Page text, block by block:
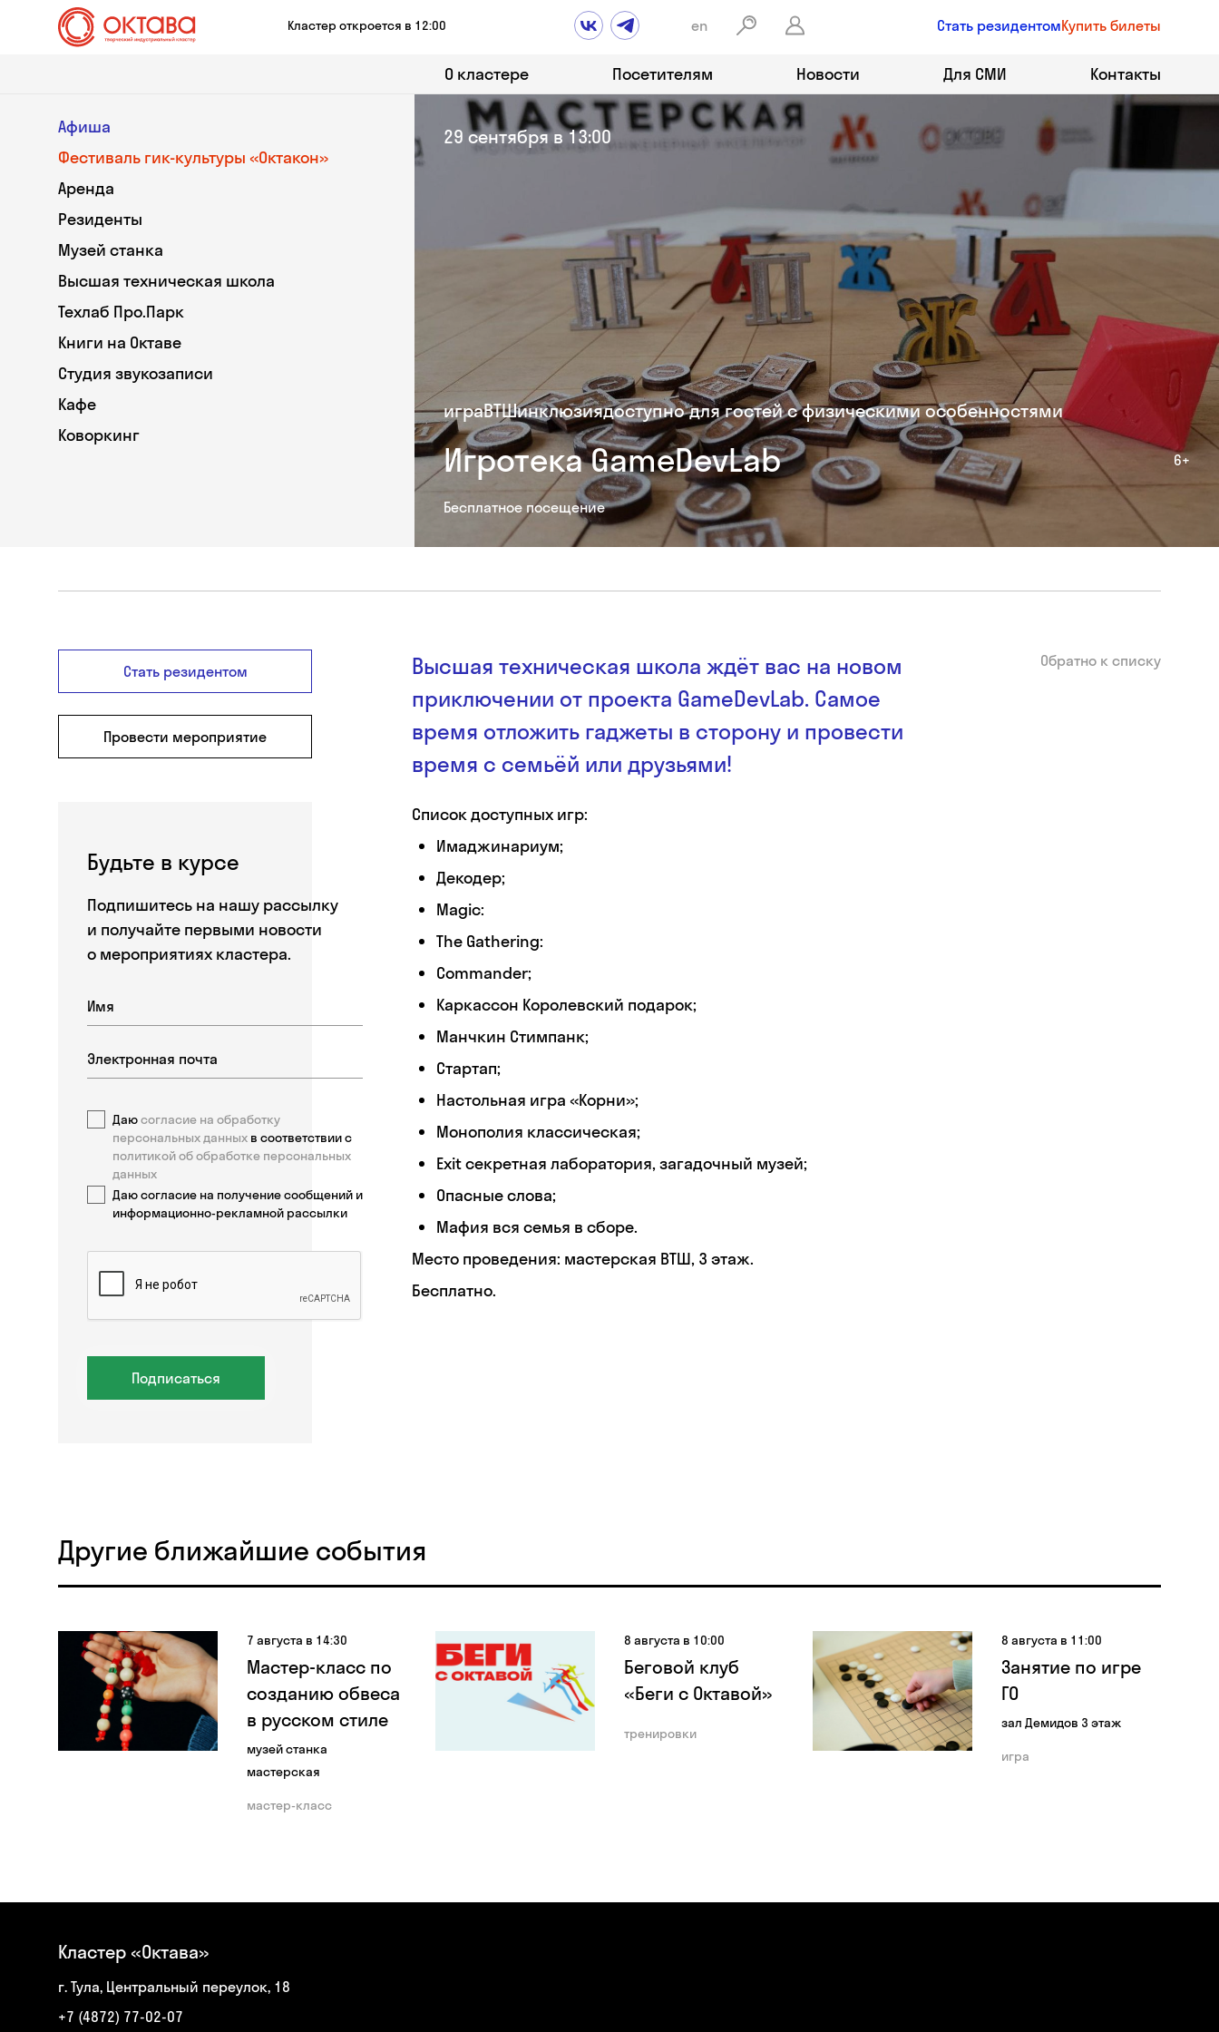
Кластер откроется в 12:00 en Стать резидентомКупить билеты
О кластере Посетителям Новости Для СМИ Контакты
Афиша
Фестиваль гик-культуры «Октакон»
Аренда
Резиденты
Музей станка
Высшая техническая школа
Техлаб Про.Парк
Книги на Октаве
Студия звукозаписи
Кафе
Коворкинг
29 сентября в 13:00
играВТШинклюзиядоступно для гостей с физическими особенностями
Игротека GameDevLab 6+
Бесплатное посещение
Стать резидентом
Провести мероприятие
Будьте в курсе
Подпишитесь на нашу рассылку
и получайте первыми новости
о мероприятиях кластера.
Даюсогласие на обработку
персональных данных в соответствии с
политикой об обработке персональных
данных
Даю согласие на получение сообщений и
информационно-рекламной рассылки
Подписаться
Высшая техническая школа ждёт вас на новом
приключении от проекта GameDevLab. Самое
время отложить гаджеты в сторону и провести
время с семьёй или друзьями!
Список доступных игр:
Имаджинариум;
Декодер;
Magic:
The Gathering:
Сommander;
Каркассон Королевский подарок;
Манчкин Стимпанк;
Стартап;
Настольная игра «Корни»;
Монополия классическая;
Exit секретная лаборатория, загадочный музей;
Опасные слова;
Мафия вся семья в сборе.
Место проведения: мастерская ВТШ, 3 этаж.
Бесплатно.
Обратно к списку
Другие ближайшие события
7 августа в 14:30
Мастер-класс по
созданию обвеса
в русском стиле
музей станка
мастерская
мастер-класс
8 августа в 10:00
Беговой клуб
«Беги с Октавой»
тренировки
8 августа в 11:00
Занятие по игре
ГО
зал Демидов 3 этаж
игра
Кластер «Октава»
г. Тула, Центральный переулок, 18
+7 (4872) 77-02-07